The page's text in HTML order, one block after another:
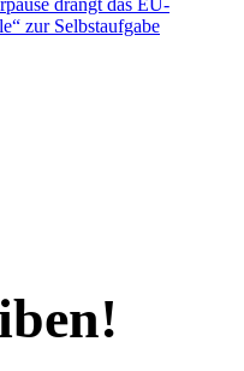
drängt das EU-
zur Selbstaufgabe